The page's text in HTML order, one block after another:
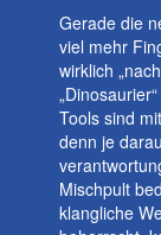
Gerade die
viel mehr
wirklich
Tools sind
denn je
Mischpult
klangliche